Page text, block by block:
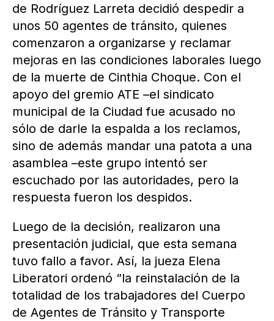
de Rodríguez Larreta decidió despedir a
unos 50 agentes de tránsito, quienes
comenzaron a organizarse y reclamar
mejoras en las condiciones laborales luego
de la muerte de Cinthia Choque. Con el
apoyo del gremio ATE –el sindicato
municipal de la Ciudad fue acusado no
sólo de darle la espalda a los reclamos,
sino de además mandar una patota a una
asamblea –este grupo intentó ser
escuchado por las autoridades, pero la
respuesta fueron los despidos.
Luego de la decisión, realizaron una
presentación judicial, que esta semana
tuvo fallo a favor. Así, la jueza Elena
Liberatori ordenó “la reinstalación de la
totalidad de los trabajadores del Cuerpo
de Agentes de Tránsito y Transporte